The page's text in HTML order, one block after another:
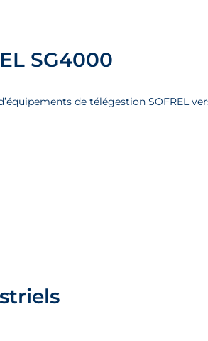
SG4000
de télégestion SOFREL